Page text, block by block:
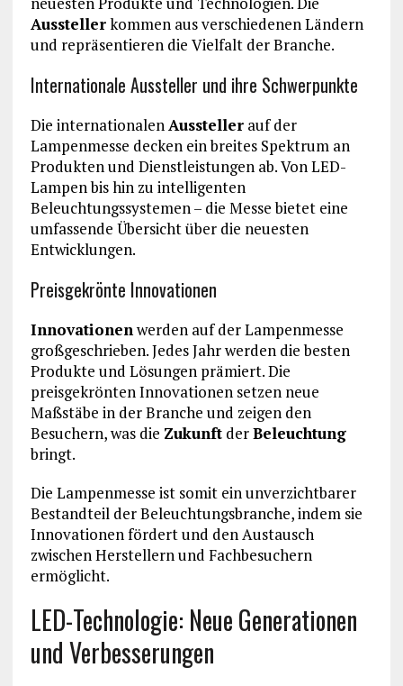
Ausstellerkommen aus verschiedenen Ländern
und repräsentieren die Vielfalt der Branche.
Internationale Aussteller und ihre Schwerpunkte
Die internationalenAusstellerauf der
Lampenmesse decken ein breites Spektrum an
Produkten und Dienstleistungen ab. Von LED-
Lampen bis hin zu intelligenten
Beleuchtungssystemen – die Messe bietet eine
umfassende Übersicht über die neuesten
Entwicklungen.
Preisgekrönte Innovationen
Innovationenwerden auf der Lampenmesse
großgeschrieben. Jedes Jahr werden die besten
Produkte und Lösungen prämiert. Die
preisgekrönten Innovationen setzen neue
Maßstäbe in der Branche und zeigen den
Besuchern, was die ZukunftderBeleuchtung
bringt.
Die Lampenmesse ist somit ein unverzichtbarer
Bestandteil der Beleuchtungsbranche, indem sie
Innovationen fördert und den Austausch
zwischen Herstellern und Fachbesuchern
ermöglicht.
LED-Technologie: Neue Generationen
und Verbesserungen